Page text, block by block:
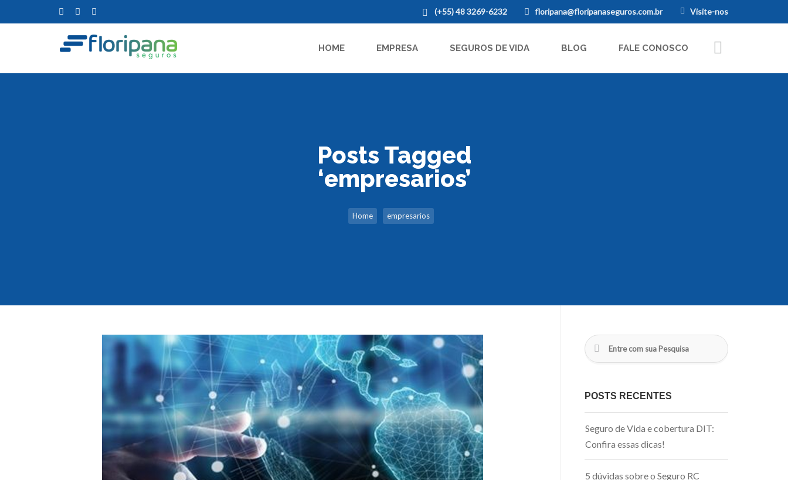
(+55) 48 3269-6232 floripana@floripanaseguros.com.br Visite-nos
HOME EMPRESA SEGUROS DE VIDA BLOG FALE CONOSCO
Posts Tagged
‘empresarios’
Home empresarios
POSTS RECENTES
Seguro de Vida e cobertura DIT:
Confira essas dicas!
5 dúvidas sobre o Seguro RC